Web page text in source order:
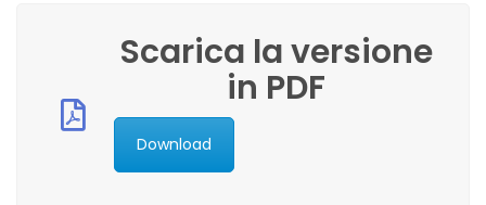
Scarica la versione
in PDF
Download